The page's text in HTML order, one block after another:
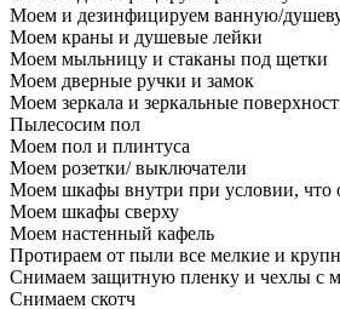
Моем и дезинфицируем ванную/
Моем краны и душевые лейки
Моем мыльницу и стаканы под щетки
Моем дверные ручки и замок
Моем зеркала и зеркальные
Пылесосим пол
Моем пол и плинтуса
Моем розетки/ выключатели
Моем шкафы внутри при условии, что
Моем шкафы сверху
Моем настенный кафель
Протираем от пыли все мелкие и
Снимаем защитную пленку и чехлы с
Снимаем скотч